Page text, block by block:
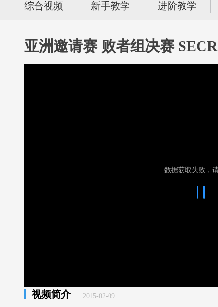
综合视频 新手教学 进阶教学
亚洲邀请赛 败者组决赛
数据获取失败，
视频简介 2015-02-09